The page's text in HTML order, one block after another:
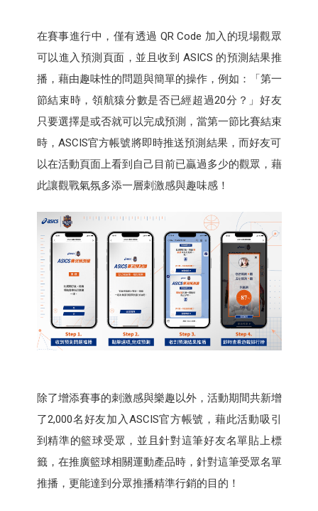
在賽事進行中，僅有透過 QR Code 加入的現場觀眾
可以進入預測頁面，並且收到 ASICS 的預測結果推
播，藉由趣味性的問題與簡單的操作，例如：「第一
節結束時，領航猿分數是否已經超過20分？」好友
只要選擇是或否就可以完成預測，當第一節比賽結束
時，ASCIS官方帳號將即時推送預測結果，而好友可
以在活動頁面上看到自己目前已贏過多少的觀眾，藉
此讓觀戰氣氛多添一層刺激感與趣味感！
除了增添賽事的刺激感與樂趣以外，活動期間共新增
了2,000名好友加入ASCIS官方帳號，藉此活動吸引
到精準的籃球受眾，並且針對這筆好友名單貼上標
籤，在推廣籃球相關運動產品時，針對這筆受眾名單
推播，更能達到分眾推播精準行銷的目的！